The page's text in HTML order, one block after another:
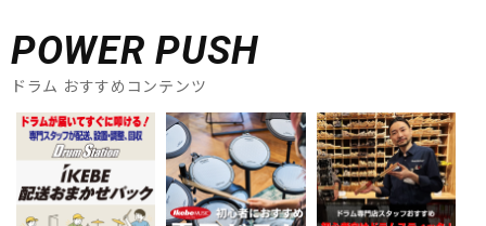
POWER PUSH
ドラム おすすめコンテンツ